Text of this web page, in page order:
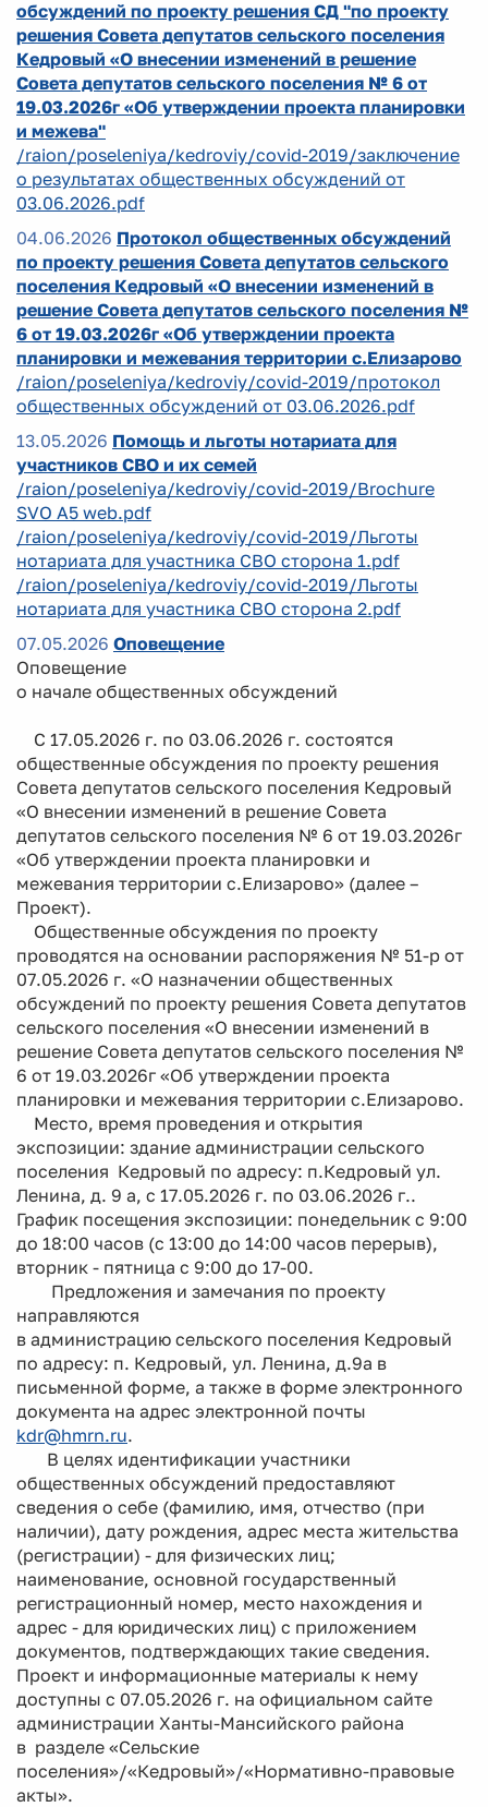
обсуждений по проекту решения СД "по проекту
решения Совета депутатов сельского поселения
Кедровый «О внесении изменений в решение
Совета депутатов сельского поселения № 6 от
19.03.2026г «Об утверждении проекта планировки
и межева"
/raion/poseleniya/kedroviy/covid-2019/заключение
о результатах общественных обсуждений от
03.06.2026.pdf
04.06.2026 Протокол общественных обсуждений
по проекту решения Совета депутатов сельского
поселения Кедровый «О внесении изменений в
решение Совета депутатов сельского поселения №
6 от 19.03.2026г «Об утверждении проекта
планировки и межевания территории с.Елизарово
/raion/poseleniya/kedroviy/covid-2019/протокол
общественных обсуждений от 03.06.2026.pdf
13.05.2026 Помощь и льготы нотариата для
участников СВО и их семей
/raion/poseleniya/kedroviy/covid-2019/Brochure
SVO A5 web.pdf
/raion/poseleniya/kedroviy/covid-2019/Льготы
нотариата для участника СВО сторона 1.pdf
/raion/poseleniya/kedroviy/covid-2019/Льготы
нотариата для участника СВО сторона 2.pdf
07.05.2026 Оповещение
Оповещение
о начале общественных обсуждений
С 17.05.2026 г. по 03.06.2026 г. состоятся
общественные обсуждения по проекту решения
Совета депутатов сельского поселения Кедровый
«О внесении изменений в решение Совета
депутатов сельского поселения № 6 от 19.03.2026г
«Об утверждении проекта планировки и
межевания территории с.Елизарово» (далее –
Проект).
Общественные обсуждения по проекту
проводятся на основании распоряжения № 51-р от
07.05.2026 г. «О назначении общественных
обсуждений по проекту решения Совета депутатов
сельского поселения «О внесении изменений в
решение Совета депутатов сельского поселения №
6 от 19.03.2026г «Об утверждении проекта
планировки и межевания территории с.Елизарово.
Место, время проведения и открытия
экспозиции: здание администрации сельского
поселения Кедровый по адресу: п.Кедровый ул.
Ленина, д. 9 а, с 17.05.2026 г. по 03.06.2026 г..
График посещения экспозиции: понедельник с 9:00
до 18:00 часов (с 13:00 до 14:00 часов перерыв),
вторник - пятница с 9:00 до 17-00.
Предложения и замечания по проекту
направляются
в администрацию сельского поселения Кедровый
по адресу: п. Кедровый, ул. Ленина, д.9а в
письменной форме, а также в форме электронного
документа на адрес электронной почты
kdr@hmrn.ru.
В целях идентификации участники
общественных обсуждений предоставляют
сведения о себе (фамилию, имя, отчество (при
наличии), дату рождения, адрес места жительства
(регистрации) - для физических лиц;
наименование, основной государственный
регистрационный номер, место нахождения и
адрес - для юридических лиц) с приложением
документов, подтверждающих такие сведения.
Проект и информационные материалы к нему
доступны с 07.05.2026 г. на официальном сайте
администрации Ханты-Мансийского района
в разделе «Сельские
поселения»/«Кедровый»/«Нормативно-правовые
акты».